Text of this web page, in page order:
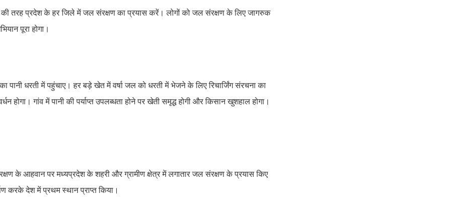
तरह प्रदेश के हर जिले में जल संरक्षण का प्रयास करें। लोगों को जल संरक्षण के लिए जागरुक
पूरा होगा।
धरती में पहुंचाए। हर बड़े खेत में वर्षा जल को धरती में भेजने के लिए रिचार्जिंग संरचना का
होगा। गांव में पानी की पर्याप्त उपलब्धता होने पर खेती समृद्ध होगी और किसान खुशहाल होगा।
के आहवान पर मध्यप्रदेश के शहरी और ग्रामीण क्षेत्र में लगातार जल संरक्षण के प्रयास किए
करके देश में प्रथम स्थान प्राप्त किया।